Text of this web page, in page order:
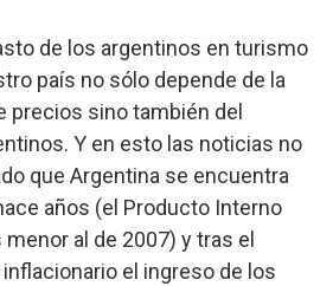
de los argentinos en turismo
país no sólo depende de la
precios sino también del
Y en esto las noticias no
que Argentina se encuentra
años (el Producto Interno
al de 2007) y tras el
el ingreso de los